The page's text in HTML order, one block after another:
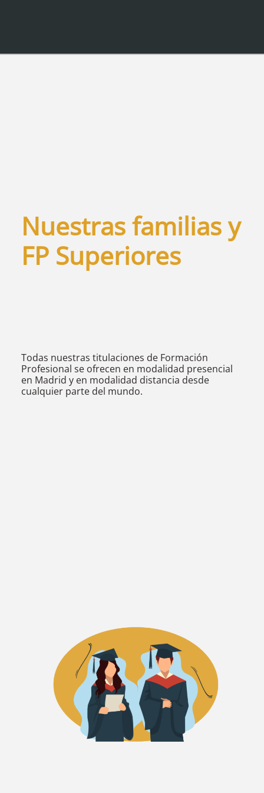
Nuestras familias y
FP Superiores
Todas nuestras titulaciones de Formación
Profesional se ofrecen en modalidad presencial
en Madrid y en modalidad distancia desde
cualquier parte del mundo.